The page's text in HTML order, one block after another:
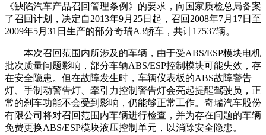
《缺陷汽车产品召回管理条例》的要求，向国家质检总局备案
了召回计划，决定自2013年9月25日起，召回2008年7月17日至
2009年5月31日生产的部分奇瑞A3轿车，共计17537辆。
本次召回范围内所涉及的车辆，由于受ABS/ESP模块电机
批次质量问题影响，部分车辆ABS/ESP控制模块可能失效，存
在安全隐患。但在故障发生时，车辆仪表板的ABS故障警告
灯、手制动警告灯、牵引力控制警告灯会亮起提醒驾驶员，正
常的刹车功能不会受到影响，仍能够正常工作。奇瑞汽车股份
有限公司将对召回范围内车辆进行检查，并为存在问题的车辆
免费更换ABS/ESP模块液压控制单元，以消除安全隐患。